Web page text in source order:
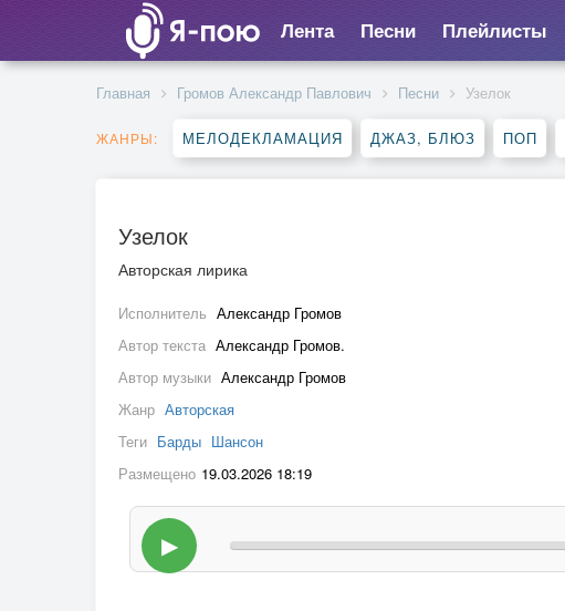
Лента Песни Плейлисты
Главная Громов Александр Павлович Песни Узелок
ЖАНРЫ: МЕЛОДЕКЛАМАЦИЯ ДЖАЗ, БЛЮЗ ПОП
Узелок
Авторская лирика
Исполнитель Александр Громов
Автор текста Александр Громов.
Автор музыки Александр Громов
Жанр Авторская
Теги Барды Шансон
Размещено 19.03.2026 18:19
▶